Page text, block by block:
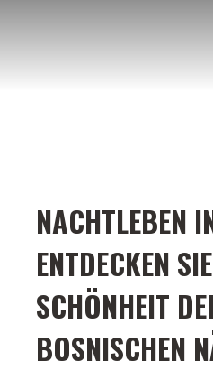
NACHTLEBEN
ENTDECKEN
SCHÖNHEIT
BOSNISCHEN